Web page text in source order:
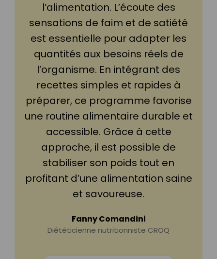
l’alimentation. L’écoute des
sensations de faim et de satiété
est essentielle pour adapter les
quantités aux besoins réels de
l’organisme. En intégrant des
recettes simples et rapides à
préparer, ce programme favorise
une routine alimentaire durable et
accessible. Grâce à cette
approche, il est possible de
stabiliser son poids tout en
profitant d’une alimentation saine
et savoureuse.
Fanny Comandini
Diététicienne nutritionniste CROQ